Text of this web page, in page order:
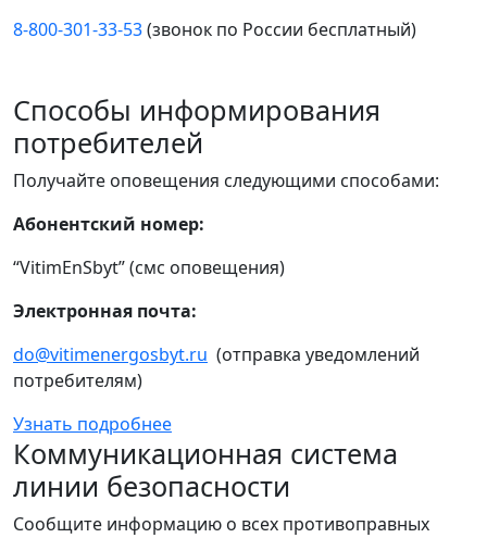
8-800-301-33-53(звонок по России бесплатный)
Способы информирования
потребителей
Получайте оповещения следующими способами:
Абонентский номер:
“VitimEnSbyt” (смс оповещения)
Электронная почта:
do@vitimenergosbyt.ru (отправка уведомлений
потребителям)
Узнать подробнее
Коммуникационная система
линии безопасности
Сообщите информацию о всех противоправных